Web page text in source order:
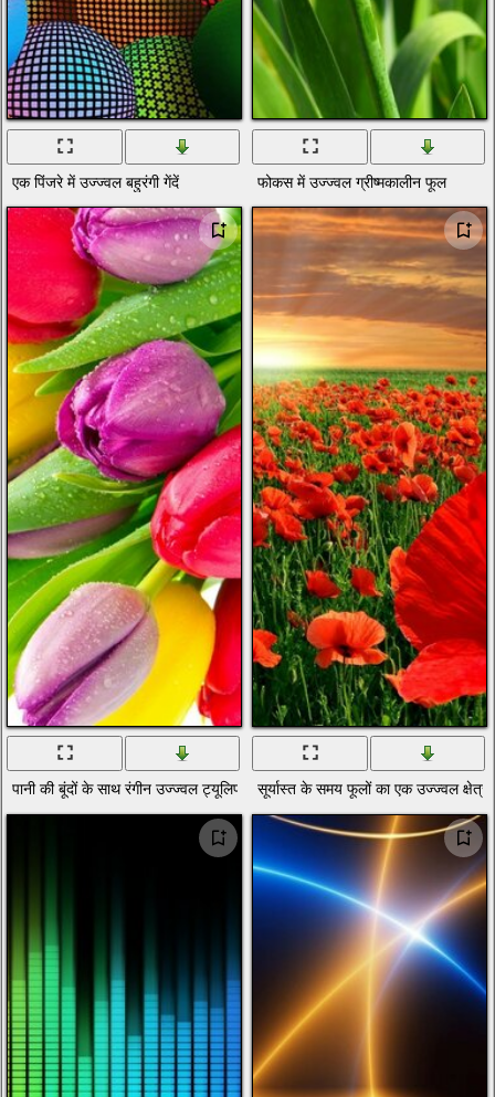
एक पिंजरे में उज्ज्वल बहुरंगी गेंदें फोकस में उज्ज्वल ग्रीष्मकालीन फूल
पानी की बूंदों के साथ रंगीन उज्ज्वल ट्यूलिप सूर्यास्त के समय फूलों का एक उज्ज्वल क्षेत्र